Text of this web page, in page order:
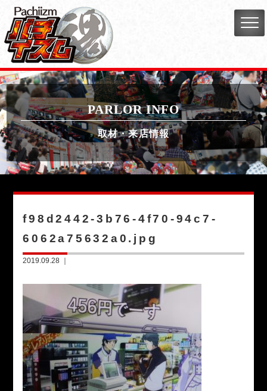
PARLOR INFO
取材・来店情報
f98d2442-3b76-4f70-94c7-
6062a75632a0.jpg
2019.09.28 ｜